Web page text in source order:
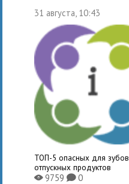
31 августа, 10:43
ТОП-5 опасных для зубов
отпускных продуктов
X9759K0